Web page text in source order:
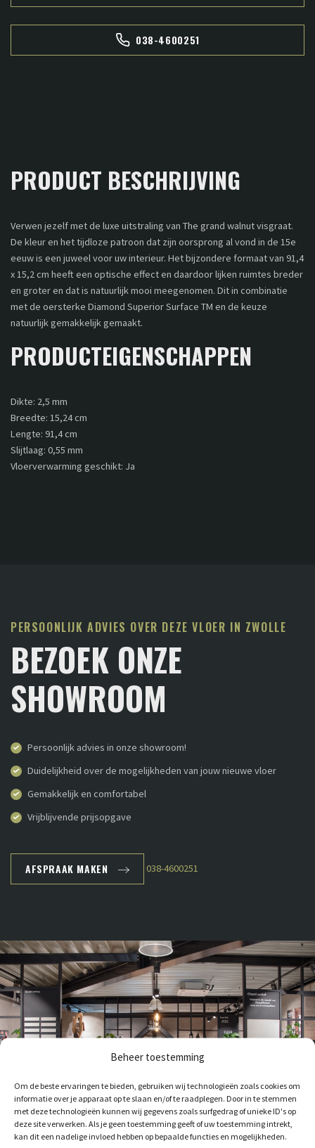
Beheer toestemming
Om de beste ervaringen te bieden, gebruiken wij technologieën zoals cookies om
informatie over je apparaat op te slaan en/of te raadplegen. Door in te stemmen
met deze technologieën kunnen wij gegevens zoals surfgedrag of unieke ID's op
deze site verwerken. Als je geen toestemming geeft of uw toestemming intrekt,
kan dit een nadelige invloed hebben op bepaalde functies en mogelijkheden.
038-4600251
PRODUCT BESCHRIJVING
Verwen jezelf met de luxe uitstraling van The grand walnut visgraat.
De kleur en het tijdloze patroon dat zijn oorsprong al vond in de 15e
eeuw is een juweel voor uw interieur. Het bijzondere formaat van 91,4
x 15,2 cm heeft een optische effect en daardoor lijken ruimtes breder
en groter en dat is natuurlijk mooi meegenomen. Dit in combinatie
met de oersterke Diamond Superior Surface TM en de keuze
natuurlijk gemakkelijk gemaakt.
PRODUCTEIGENSCHAPPEN
Dikte: 2,5 mm
Breedte: 15,24 cm
Lengte: 91,4 cm
Slijtlaag: 0,55 mm
Vloerverwarming geschikt: Ja
PERSOONLIJK ADVIES OVER DEZE VLOER IN ZWOLLE
BEZOEK ONZE
SHOWROOM
Persoonlijk advies in onze showroom!
Duidelijkheid over de mogelijkheden van jouw nieuwe vloer
Gemakkelijk en comfortabel
Vrijblijvende prijsopgave
AFSPRAAK MAKEN 038-4600251